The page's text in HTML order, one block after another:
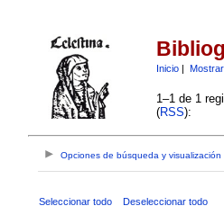
Inicio|
1–1 de 1
(RSS):
Opciones de búsqueda y visualización
Seleccionar todo Deseleccionar todo